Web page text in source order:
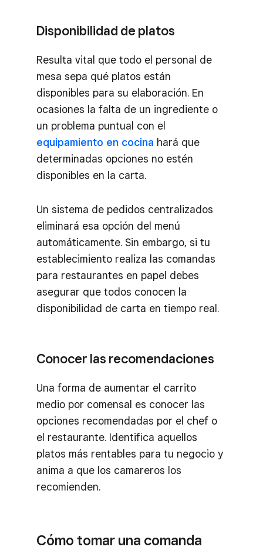
Disponibilidad de platos
Resulta vital que todo el personal de
mesa sepa qué platos están
disponibles para su elaboración. En
ocasiones la falta de un ingrediente o
un problema puntual con el
equipamiento en cocina hará que
determinadas opciones no estén
disponibles en la carta.
Un sistema de pedidos centralizados
eliminará esa opción del menú
automáticamente. Sin embargo, si tu
establecimiento realiza las comandas
para restaurantes en papel debes
asegurar que todos conocen la
disponibilidad de carta en tiempo real.
Conocer las recomendaciones
Una forma de aumentar el carrito
medio por comensal es conocer las
opciones recomendadas por el chef o
el restaurante. Identifica aquellos
platos más rentables para tu negocio y
anima a que los camareros los
recomienden.
Cómo tomar una comanda